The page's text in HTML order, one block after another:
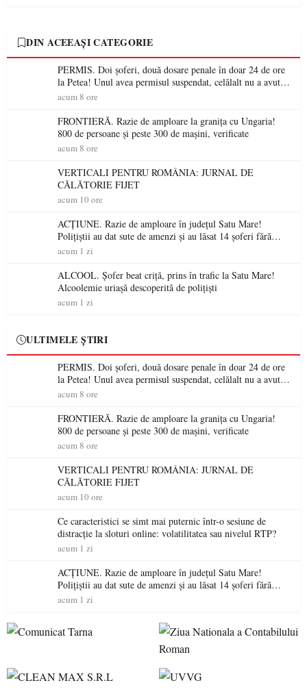
DIN ACEEAȘI CATEGORIE
PERMIS. Doi șoferi, două dosare penale în doar 24 de ore
la Petea! Unul avea permisul suspendat, celălalt nu a avut
niciodată permis
acum 8 ore
FRONTIERĂ. Razie de amploare la granița cu Ungaria!
800 de persoane și peste 300 de mașini, verificate
acum 8 ore
VERTICALI PENTRU ROMÂNIA: JURNAL DE
CĂLĂTORIE FIJET
acum 10 ore
ACȚIUNE. Razie de amploare în județul Satu Mare!
Polițiștii au dat sute de amenzi și au lăsat 14 șoferi fără
permis într-o singură zi
acum 1 zi
ALCOOL. Șofer beat criță, prins în trafic la Satu Mare!
Alcoolemie uriașă descoperită de polițiști
acum 1 zi
ULTIMELE ȘTIRI
PERMIS. Doi șoferi, două dosare penale în doar 24 de ore
la Petea! Unul avea permisul suspendat, celălalt nu a avut
niciodată permis
acum 8 ore
FRONTIERĂ. Razie de amploare la granița cu Ungaria!
800 de persoane și peste 300 de mașini, verificate
acum 8 ore
VERTICALI PENTRU ROMÂNIA: JURNAL DE
CĂLĂTORIE FIJET
acum 10 ore
Ce caracteristici se simt mai puternic într-o sesiune de
distracție la sloturi online: volatilitatea sau nivelul RTP?
acum 1 zi
ACȚIUNE. Razie de amploare în județul Satu Mare!
Polițiștii au dat sute de amenzi și au lăsat 14 șoferi fără
permis într-o singură zi
acum 1 zi